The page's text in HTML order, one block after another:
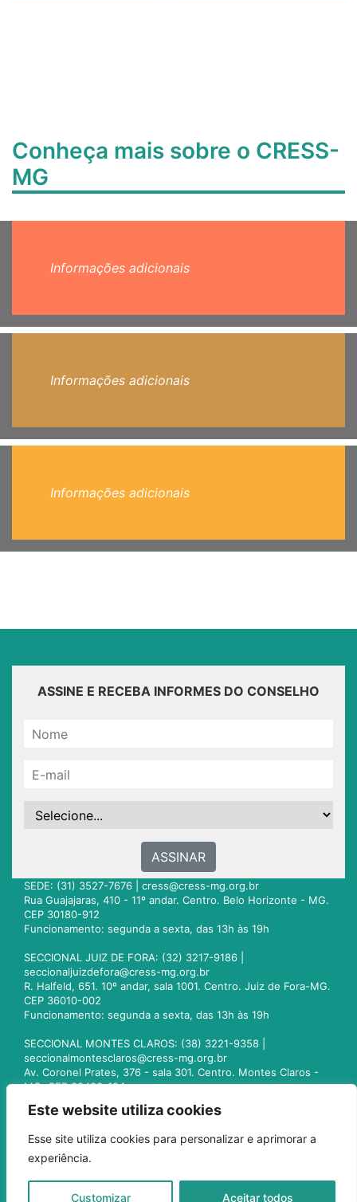
Este website utiliza cookies
Esse site utiliza cookies para personalizar e aprimorar a
experiência.
Customizar Aceitar todos
Conheça mais sobre o CRESS-
MG
Informações adicionais
Informações adicionais
Informações adicionais
ASSINE E RECEBA INFORMES DO CONSELHO
ASSINAR
SEDE: (31) 3527-7676 | cress@cress-mg.org.br
Rua Guajajaras, 410 - 11º andar. Centro. Belo Horizonte - MG.
CEP 30180-912
Funcionamento: segunda a sexta, das 13h às 19h
SECCIONAL JUIZ DE FORA: (32) 3217-9186 |
seccionaljuizdefora@cress-mg.org.br
R. Halfeld, 651. 10º andar, sala 1001. Centro. Juiz de Fora-MG.
CEP 36010-002
Funcionamento: segunda a sexta, das 13h às 19h
SECCIONAL MONTES CLAROS: (38) 3221-9358 |
seccionalmontesclaros@cress-mg.org.br
Av. Coronel Prates, 376 - sala 301. Centro. Montes Claros -
MG. CEP 39400-104
seccionaluberlandia@cress-mg.org.br
Av. Afonso Pena, 547 - sala 101. Uberlândia - MG. CEP